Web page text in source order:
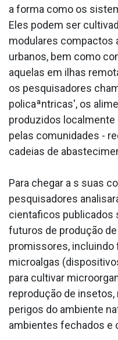
a forma como os
Eles podem ser
modulares compactos
urbanos, bem como
aquelas em ilhas
os pesquisadores
policaªntricas', os
produzidos
pelas comunidades -
cadeias de
Para chegar a s suas
pesquisadores
cienta­ficos
futuros de produção
promissores,
microalgas
para cultivar
reprodução de
perigos do ambiente
ambientes fechados e